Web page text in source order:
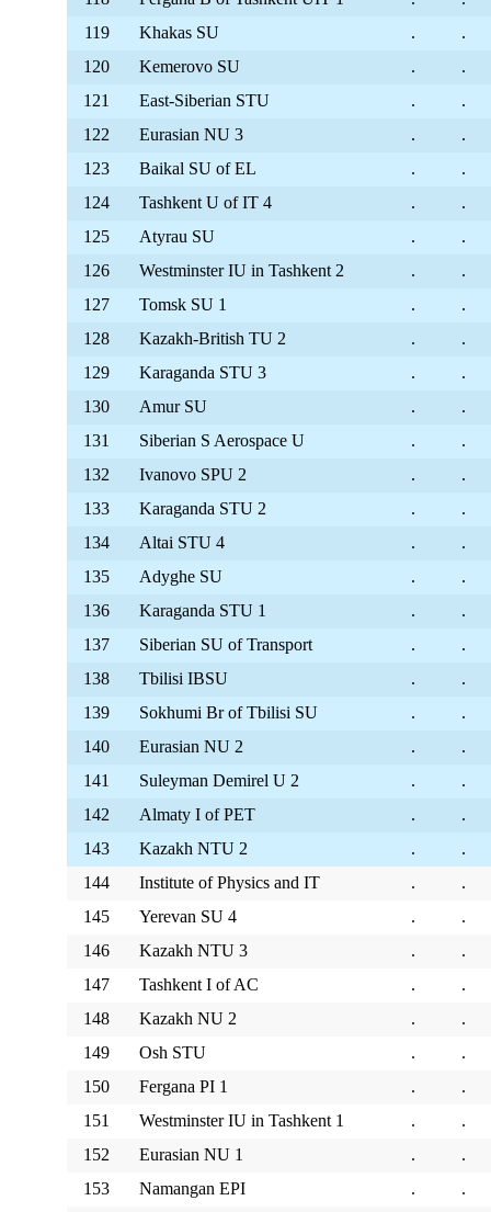
119
Khakas SU .
.
120
Kemerovo SU .
.
121
East-Siberian STU .
.
122
Eurasian NU 3 .
.
123
Baikal SU of EL .
.
124
Tashkent U of IT 4 .
.
125
Atyrau SU .
.
126
Westminster IU in Tashkent 2 .
.
127
Tomsk SU 1 .
.
128
Kazakh-British TU 2 .
.
129
Karaganda STU 3 .
.
130
Amur SU .
.
131
Siberian S Aerospace U .
.
132
Ivanovo SPU 2 .
.
133
Karaganda STU 2 .
.
134
Altai STU 4 .
.
135
Adyghe SU .
.
136
Karaganda STU 1 .
.
137
Siberian SU of Transport .
.
138
Tbilisi IBSU .
.
139
Sokhumi Br of Tbilisi SU .
.
140
Eurasian NU 2 .
.
141
Suleyman Demirel U 2 .
.
142
Almaty I of PET .
.
143
Kazakh NTU 2 .
.
144
Institute of Physics and IT .
.
145
Yerevan SU 4 .
.
146
Kazakh NTU 3 .
.
147
Tashkent I of AC .
.
148
Kazakh NU 2 .
.
149
Osh STU .
.
150
Fergana PI 1 .
.
151
Westminster IU in Tashkent 1 .
.
152
Eurasian NU 1 .
.
153
Namangan EPI .
.